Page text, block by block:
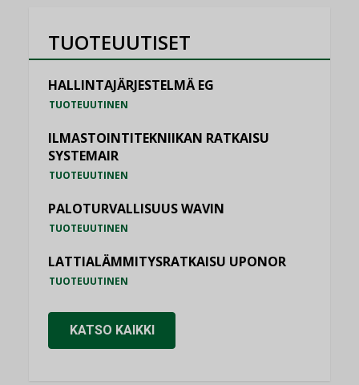
TUOTEUUTISET
HALLINTAJÄRJESTELMÄ EG
TUOTEUUTINEN
ILMASTOINTITEKNIIKAN RATKAISU
SYSTEMAIR
TUOTEUUTINEN
PALOTURVALLISUUS WAVIN
TUOTEUUTINEN
LATTIALÄMMITYSRATKAISU UPONOR
TUOTEUUTINEN
KATSO KAIKKI